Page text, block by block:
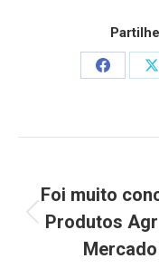
Share
Foi muito
Produtos